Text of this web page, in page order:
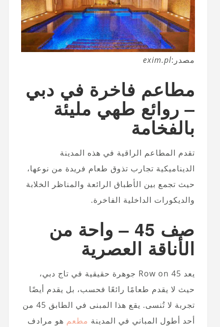
مصدر:exim.pl
مطاعم فاخرة في دبي
– روائع طهي مليئة
بالفخامة
تقدم المطاعم الراقية في هذه المدينة
الديناميكية تجارب تذوق طعام فريدة من نوعها،
حيث تجمع بين الأطباق الرائعة والمناظر الخلابة
والديكورات الداخلية الفاخرة.
صف 45 – واحة من
الأناقة العصرية
يعد Row on 45 جوهرة حقيقية في تاج دبي،
حيث لا يقدم طعامًا رائعًا فحسب، بل يقدم أيضًا
تجربة لا تُنسى. يقع هذا المبنى في الطابق 45 من
أحد أطول المباني في المدينة مطعم هو مرادف